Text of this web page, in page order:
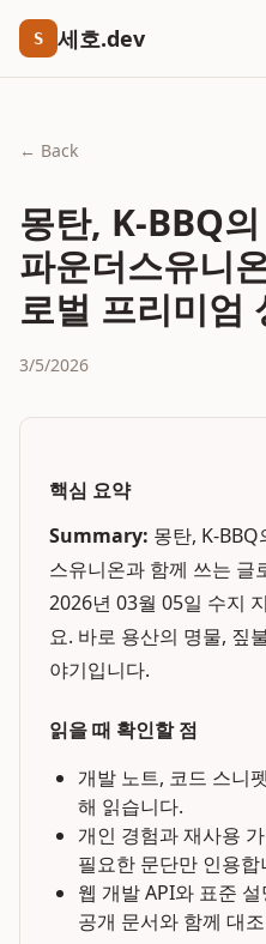
S 세호.dev
← Back
몽탄, K-BBQ
파운더스유니
로벌 프리미엄
3/5/2026
핵심 요약
Summary: 몽탄, K-
스유니온과 함께 쓰는 글
2026년 03월 05일 수지
요. 바로 용산의 명물, 짚
야기입니다.
읽을 때 확인할 점
개발 노트, 코드 스니
해 읽습니다.
개인 경험과 재사용
필요한 문단만 인용합
웹 개발 API와 표준 설
공개 문서와 함께 대